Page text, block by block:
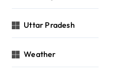
Uttar Pradesh
Weather